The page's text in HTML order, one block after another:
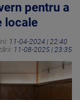
pentru a
locale
11-04-2024 | 22:40
11-08-2025 | 23:35